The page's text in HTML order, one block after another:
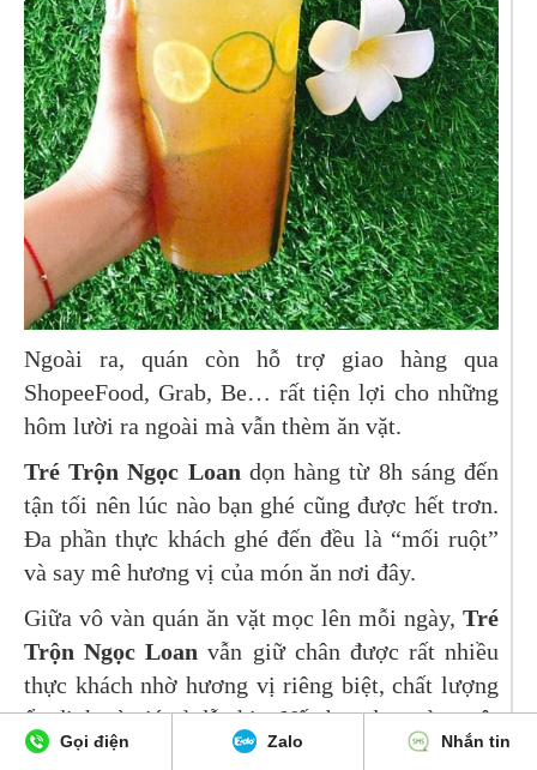
Ngoài ra, quán còn hỗ trợ giao hàng qua
ShopeeFood, Grab, Be… rất tiện lợi cho những
hôm lười ra ngoài mà vẫn thèm ăn vặt.
Tré Trộn Ngọc Loan dọn hàng từ 8h sáng đến
tận tối nên lúc nào bạn ghé cũng được hết trơn.
Đa phần thực khách ghé đến đều là “mối ruột”
và say mê hương vị của món ăn nơi đây.
Giữa vô vàn quán ăn vặt mọc lên mỗi ngày, Tré
Trộn Ngọc Loan vẫn giữ chân được rất nhiều
thực khách nhờ hương vị riêng biệt, chất lượng
ổn định và giá cả dễ chịu. Nếu bạn đang tìm một
chỗ “ăn chơi” mà vẫn chất lượng tại Tân Phú,
Gọi điện Zalo Nhắn tin